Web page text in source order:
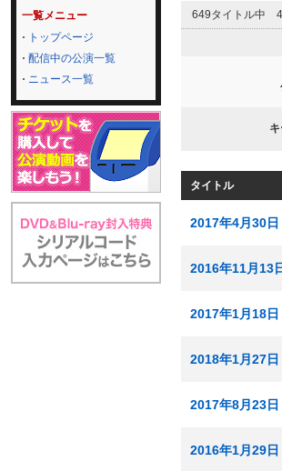
一覧メニュー
トップページ
配信中の公演一覧
ニュース一覧
649タイトル中
タイトル
2017年4月30
2016年11月13
2017年1月18
2018年1月27
2017年8月23
2016年1月29